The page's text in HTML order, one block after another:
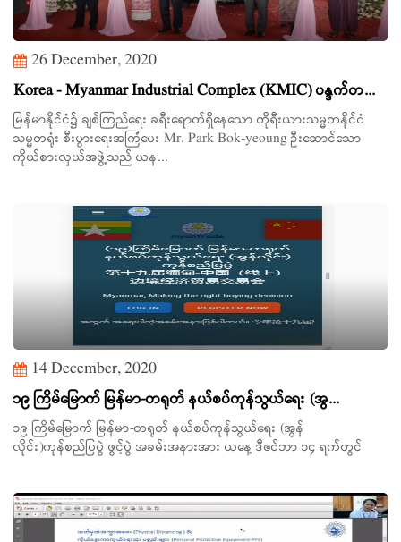
26 December, 2020
Korea - Myanmar Industrial Complex (KMIC) ပန္ဒက်တ...
မြန်မာနိုင်ငံ၌ ချစ်ကြည်ရေး ခရီးရောက်ရှိနေသော ကိုရီးယားသမ္မတနိုင်ငံ
သမ္မတရုံး စီးပွားရေးအကြံပေး Mr. Park Bok-yeoung ဦးဆောင်သော
ကိုယ်စားလှယ်အဖွဲ့သည် ယန...
14 December, 2020
၁၉ ကြိမ်မြောက် မြန်မာ-တရုတ် နယ်စပ်ကုန်သွယ်ရေး (အွ...
၁၉ ကြိမ်မြောက် မြန်မာ-တရုတ် နယ်စပ်ကုန်သွယ်ရေး (အွန်
လိုင်း)ကုန်စည်ပြပွဲ ဖွင့်ပွဲ အခမ်းအနားအား ယနေ့ ဒီဇင်ဘာ ၁၄ ရက်တွင်